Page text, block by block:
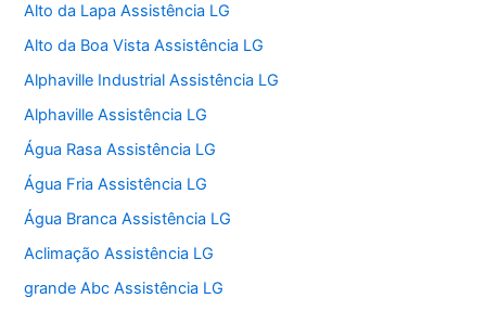
Alto da Lapa Assistência LG
Alto da Boa Vista Assistência LG
Alphaville Industrial Assistência LG
Alphaville Assistência LG
Água Rasa Assistência LG
Água Fria Assistência LG
Água Branca Assistência LG
Aclimação Assistência LG
grande Abc Assistência LG